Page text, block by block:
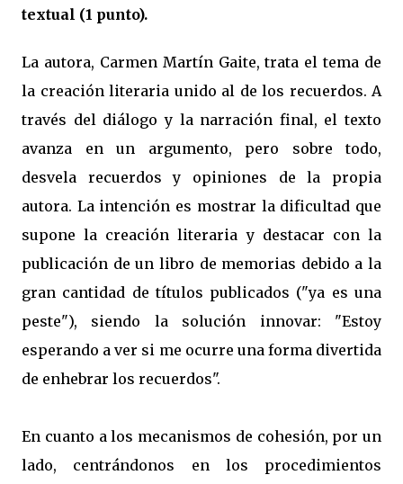
textual (1 punto).
La autora, Carmen Martín Gaite, trata el tema de
la creación literaria unido al de los recuerdos. A
través del diálogo y la narración final, el texto
avanza en un argumento, pero sobre todo,
desvela recuerdos y opiniones de la propia
autora. La intención es mostrar la dificultad que
supone la creación literaria y destacar con la
publicación de un libro de memorias debido a la
gran cantidad de títulos publicados ("ya es una
peste"), siendo la solución innovar: "Estoy
esperando a ver si me ocurre una forma divertida
de enhebrar los recuerdos".
En cuanto a los mecanismos de cohesión, por un
lado, centrándonos en los procedimientos